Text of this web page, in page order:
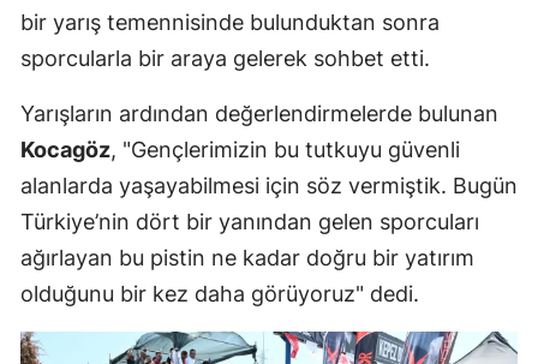
bir yarış temennisinde bulunduktan sonra
sporcularla bir araya gelerek sohbet etti.
Yarışların ardından değerlendirmelerde bulunan
Kocagöz, "Gençlerimizin bu tutkuyu güvenli
alanlarda yaşayabilmesi için söz vermiştik. Bugün
Türkiye’nin dört bir yanından gelen sporcuları
ağırlayan bu pistin ne kadar doğru bir yatırım
olduğunu bir kez daha görüyoruz" dedi.